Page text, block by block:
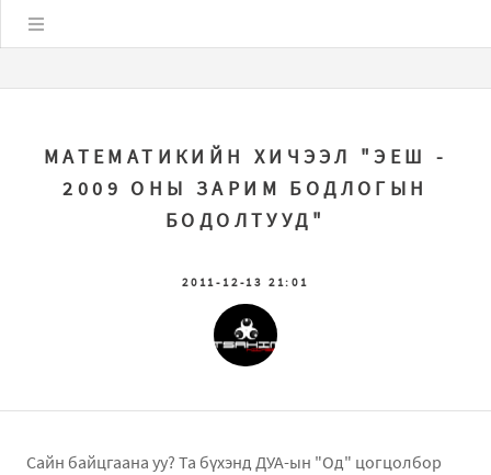
МАТЕМАТИКИЙН ХИЧЭЭЛ "ЭЕШ -
2009 ОНЫ ЗАРИМ БОДЛОГЫН
БОДОЛТУУД"
2011-12-13 21:01
Сайн байцгаана уу? Та бүхэнд ДУА-ын "Од" цогцолбор